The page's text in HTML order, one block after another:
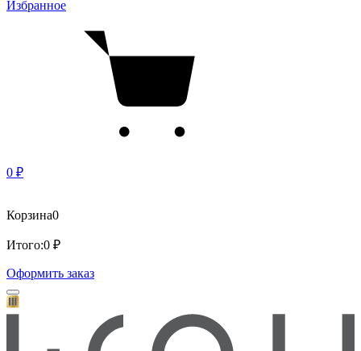
Избранное
0 ₽
Корзина0
Итого:0 ₽
Оформить заказ